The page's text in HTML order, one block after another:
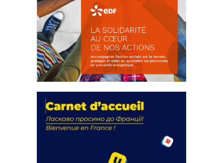
actions
18 septembre 2023
FEUILLETER